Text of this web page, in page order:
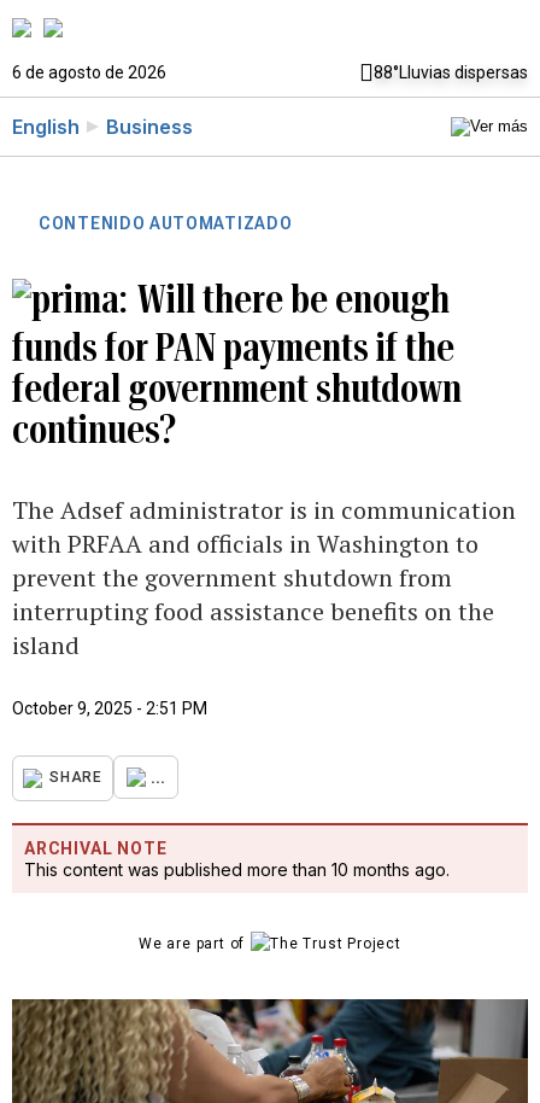
6 de agosto de 2026 88°Lluvias dispersas
English Business
CONTENIDO AUTOMATIZADO
Will there be enough
funds for PAN payments if the
federal government shutdown
continues?
The Adsef administrator is in communication
with PRFAA and officials in Washington to
prevent the government shutdown from
interrupting food assistance benefits on the
island
October 9, 2025 - 2:51 PM
SHARE ...
ARCHIVAL NOTE
This content was published more than 10 months ago.
We are part of